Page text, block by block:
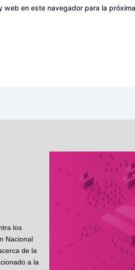
web en este navegador para la
los
Nacional
de la
a la